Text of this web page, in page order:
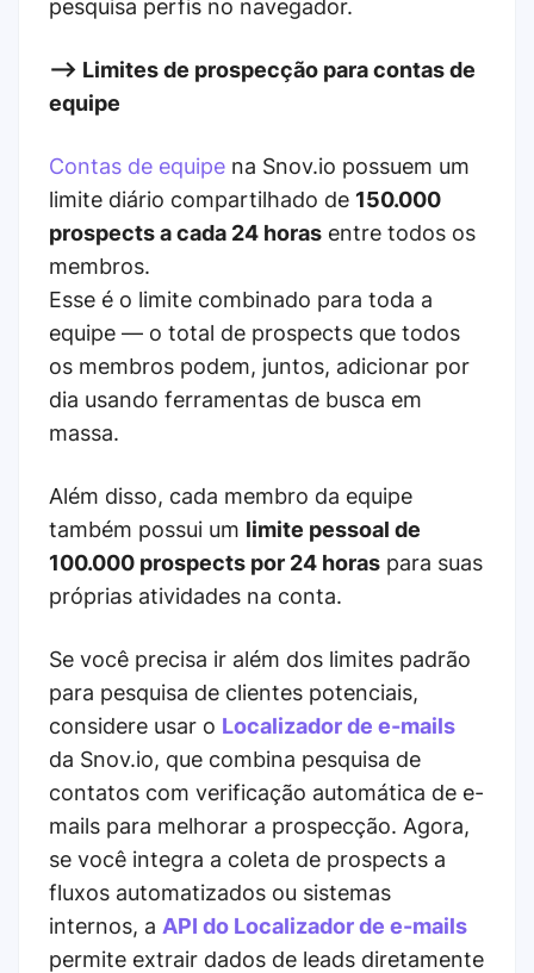
pesquisa perfis no navegador.
--> Limites de prospecção para contas de
equipe
Contas de equipe na Snov.io possuem um
limite diário compartilhado de 150.000
prospects a cada 24 horas entre todos os
membros.
Esse é o limite combinado para toda a
equipe — o total de prospects que todos
os membros podem, juntos, adicionar por
dia usando ferramentas de busca em
massa.
Além disso, cada membro da equipe
também possui um limite pessoal de
100.000 prospects por 24 horas para suas
próprias atividades na conta.
Se você precisa ir além dos limites padrão
para pesquisa de clientes potenciais,
considere usar o Localizador de e-mails
da Snov.io, que combina pesquisa de
contatos com verificação automática de e-
mails para melhorar a prospecção. Agora,
se você integra a coleta de prospects a
fluxos automatizados ou sistemas
internos, a API do Localizador de e-mails
permite extrair dados de leads diretamente